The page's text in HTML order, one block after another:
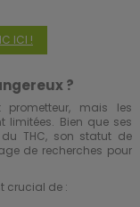
ICI !
?
mais les
limitées. Bien que ses
THC, son statut de
de recherches pour
crucial de :